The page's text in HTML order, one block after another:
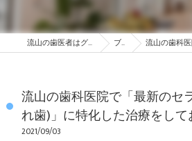
流山の歯医者はグランツ歯科クリニック ブログ 流山の歯科医院で「最新の
流山の歯科医院で「最新のセ
れ歯)」に特化した治療をし
2021/09/03